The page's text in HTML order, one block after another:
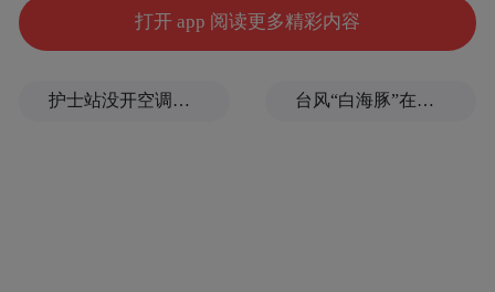
打开 app 阅读更多精彩内容
护士站没开空调、全员向领导打招呼被表扬？上海一民营医院回应 台风“白海豚”在浙江乐清二次登陆